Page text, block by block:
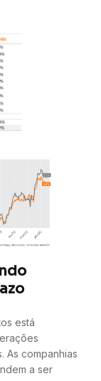
está
As companhias
a ser